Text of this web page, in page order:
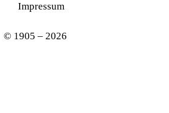
Impressum
© 1905 – 2026